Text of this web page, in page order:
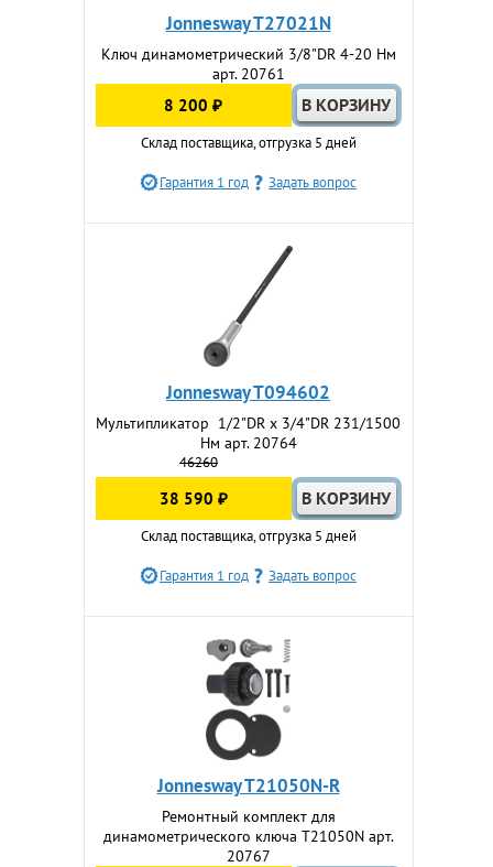
Jonnesway T27021N
Ключ динамометрический 3/8"DR 4-20 Нм
арт. 20761
8 200 ₽
Склад поставщика, отгрузка 5 дней
Гарантия 1 год Задать вопрос
Jonnesway T094602
Мультипликатор 1/2"DR х 3/4"DR 231/1500
Нм арт. 20764
46260
38 590 ₽
Склад поставщика, отгрузка 5 дней
Гарантия 1 год Задать вопрос
Jonnesway T21050N-R
Ремонтный комплект для
динамометрического ключа T21050N арт.
20767